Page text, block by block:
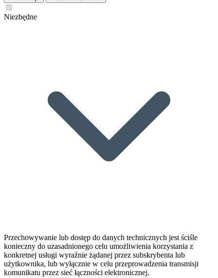
Niezbędne
Przechowywanie lub dostęp do danych technicznych jest ściśle
konieczny do uzasadnionego celu umożliwienia korzystania z
konkretnej usługi wyraźnie żądanej przez subskrybenta lub
użytkownika, lub wyłącznie w celu przeprowadzenia transmisji
komunikatu przez sieć łączności elektronicznej.